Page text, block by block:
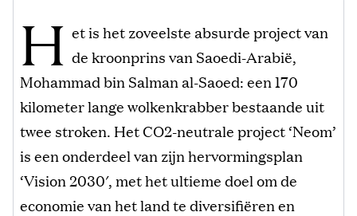
H et is het zoveelste absurde project van
de kroonprins van Saoedi-Arabië,
Mohammad bin Salman al-Saoed: een 170
kilometer lange wolkenkrabber bestaande uit
twee stroken. Het CO2-neutrale project ‘Neom’
is een onderdeel van zijn hervormingsplan
‘Vision 2030′, met het ultieme doel om de
economie van het land te diversifiëren en